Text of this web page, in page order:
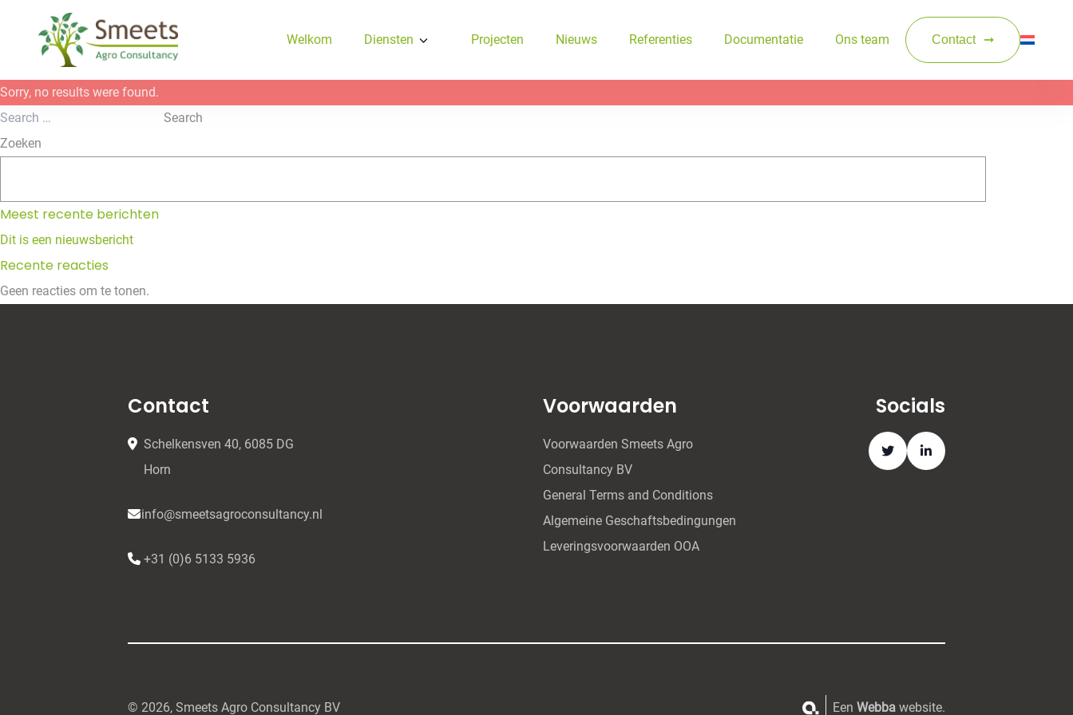
Ga naar de inhoud
Welkom
Diensten Projecten Nieuws Referenties Documentatie Ons team Contact
Sorry, no results were found.
Search for:
Search
Zoeken
Meest recente berichten
Dit is een nieuwsbericht
Recente reacties
Geen reacties om te tonen.
Contact
Schelkensven 40, 6085 DG
Horn
info@smeetsagroconsultancy.nl
+31 (0)6 5133 5936
Voorwaarden
Voorwaarden Smeets Agro
Consultancy BV
General Terms and Conditions
Algemeine Geschaftsbedingungen
Leveringsvoorwaarden OOA
Socials
© 2026, Smeets Agro Consultancy BV EenWebba website.